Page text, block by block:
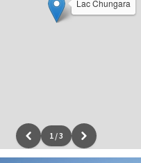
Lac Chungara
données ©OpenStreetMap/ODbL -
1 /3